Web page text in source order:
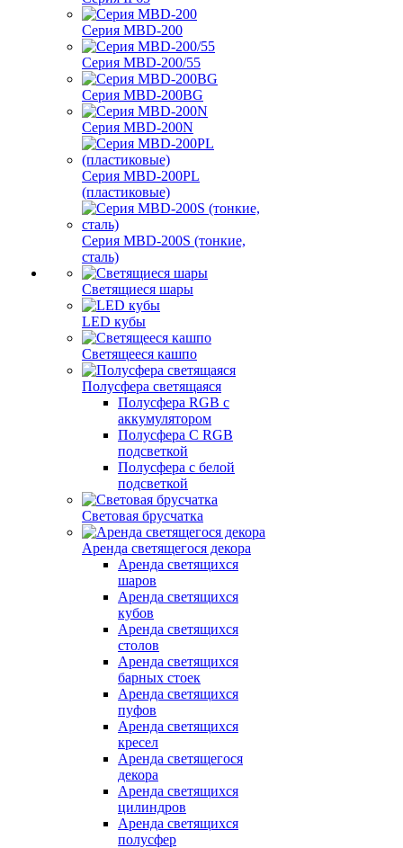
Серия MBD-200
Серия MBD-200/55
Серия MBD-200BG
Серия MBD-200N
Серия MBD-200PL
(пластиковые)
Серия MBD-200S (тонкие,
сталь)
Светящиеся шары
LED кубы
Светящееся кашпо
Полусфера светящаяся
Полусфера RGB с
аккумулятором
Полусфера С RGB
подсветкой
Полусфера с белой
подсветкой
Световая брусчатка
Аренда светящегося декора
Аренда светящихся
шаров
Аренда светящихся
кубов
Аренда светящихся
столов
Аренда светящихся
барных стоек
Аренда светящихся
пуфов
Аренда светящихся
кресел
Аренда светящегося
декора
Аренда светящихся
цилиндров
Аренда светящихся
полусфер